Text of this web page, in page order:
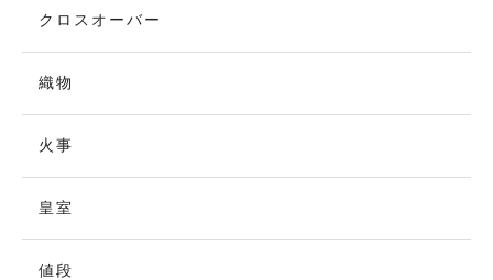
クロスオーバー
織物
火事
皇室
値段